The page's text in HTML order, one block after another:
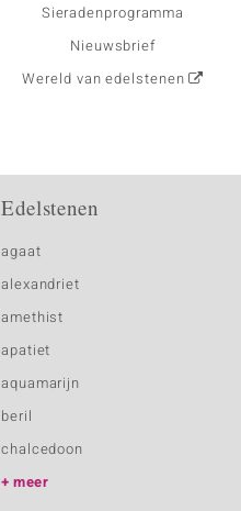
Sieradenprogramma
Nieuwsbrief
Wereld van edelstenen
Edelstenen
agaat
alexandriet
amethist
apatiet
aquamarijn
beril
chalcedoon
meer